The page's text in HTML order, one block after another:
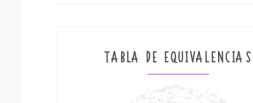
TABLA DE EQUIVALENCIAS